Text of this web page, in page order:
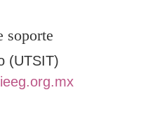
soporte
(UTSIT)